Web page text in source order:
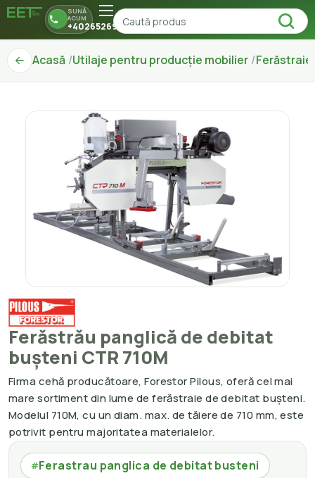
SUNĂ
ACUM
+40265269150
Acasă Utilaje pentru producție mobilier Ferăstraie
Ferăstrău panglică de debitat
bușteni CTR 710M
Firma cehă producătoare, Forestor Pilous, oferă cel mai
mare sortiment din lume de ferăstraie de debitat bușteni.
Modelul 710M, cu un diam. max. de tăiere de 710 mm, este
potrivit pentru majoritatea materialelor.
#Ferastrau panglica de debitat busteni